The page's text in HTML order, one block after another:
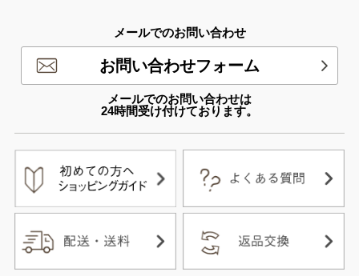
メールでのお問い合わせ
お問い合わせフォーム
メールでのお問い合わせは
24時間受け付けております。